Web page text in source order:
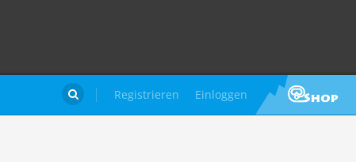
Registrieren Einloggen
